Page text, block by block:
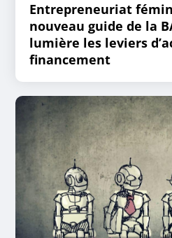
Entrepreneuriat
nouveau guide de la
lumière les leviers
financement